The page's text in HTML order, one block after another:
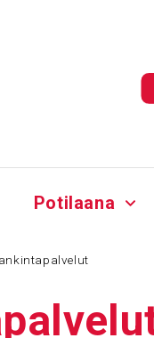
Potilaana